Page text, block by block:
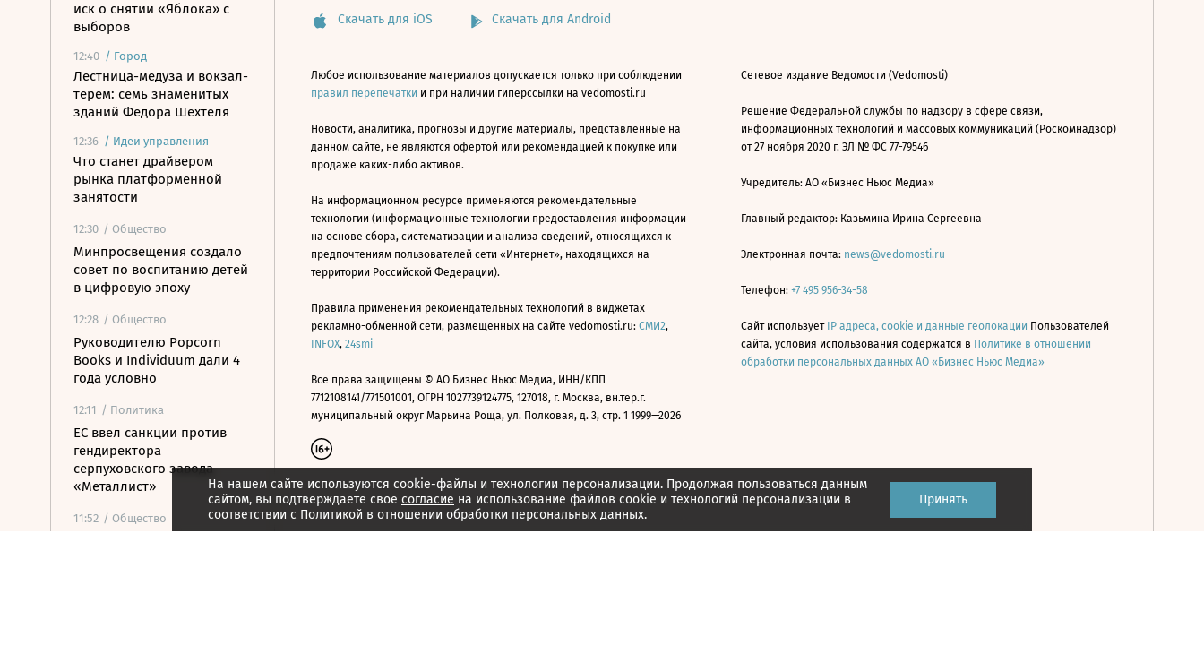
иск о снятии «Яблока» с
выборов
12:40 / Город
Лестница-медуза и вокзал-
терем: семь знаменитых
зданий Федора Шехтеля
12:36 / Идеи управления
Что станет драйвером
рынка платформенной
занятости
12:30 / Общество
Минпросвещения создало
совет по воспитанию детей
в цифровую эпоху
12:28 / Общество
Руководителю Popcorn
Books и Individuum дали 4
года условно
12:11 / Политика
ЕС ввел санкции против
гендиректора
серпуховского завода
«Металлист»
11:52 / Общество
На нашем сайте используются cookie-файлы и технологии персонализации. Продолжая пользоваться данным
сайтом, вы подтверждаете свое согласие на использование файлов cookie и технологий персонализации в
соответствии с Политикой в отношении обработки персональных данных.
Принять
Скачать для iOS Скачать для Android
Любое использование материалов допускается только при соблюдении
правил перепечатки и при наличии гиперссылки на vedomosti.ru
Новости, аналитика, прогнозы и другие материалы, представленные на
данном сайте, не являются офертой или рекомендацией к покупке или
продаже каких-либо активов.
На информационном ресурсе применяются рекомендательные
технологии (информационные технологии предоставления информации
на основе сбора, систематизации и анализа сведений, относящихся к
предпочтениям пользователей сети «Интернет», находящихся на
территории Российской Федерации).
Правила применения рекомендательных технологий в виджетах
рекламно-обменной сети, размещенных на сайте vedomosti.ru: СМИ2,
INFOX, 24smi
Все права защищены © АО Бизнес Ньюс Медиа, ИНН/КПП
7712108141/771501001, ОГРН 1027739124775, 127018, г. Москва, вн.тер.г.
муниципальный округ Марьина Роща, ул. Полковая, д. 3, стр. 1 1999—2026
Сетевое издание Ведомости (Vedomosti)
Решение Федеральной службы по надзору в сфере связи,
информационных технологий и массовых коммуникаций (Роскомнадзор)
от 27 ноября 2020 г. ЭЛ № ФС 77-79546
Учредитель: АО «Бизнес Ньюс Медиа»
Главный редактор: Казьмина Ирина Сергеевна
Электронная почта: news@vedomosti.ru
Телефон: +7 495 956-34-58
Сайт использует IP адреса, cookie и данные геолокации Пользователей
сайта, условия использования содержатся в Политике в отношении
обработки персональных данных АО «Бизнес Ньюс Медиа»